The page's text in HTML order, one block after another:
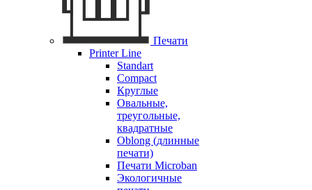
Печати
Printer Line
Standart
Compact
Круглые
Овальные,
треугольные,
квадратные
Oblong (длинные
печати)
Печати Microban
Экологичные